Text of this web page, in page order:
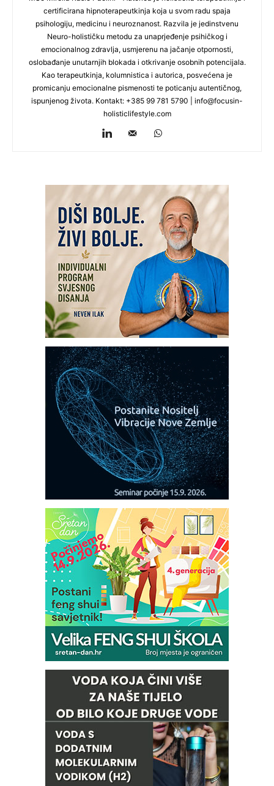
certificirana hipnoterapeutkinja koja u svom radu spaja
psihologiju, medicinu i neuroznanost. Razvila je jedinstvenu
Neuro-holističku metodu za unaprjeđenje psihičkog i
emocionalnog zdravlja, usmjerenu na jačanje otpornosti,
oslobađanje unutarnjih blokada i otkrivanje osobnih potencijala.
Kao terapeutkinja, kolumnistica i autorica, posvećena je
promicanju emocionalne pismenosti te poticanju autentičnog,
ispunjenog života. Kontakt: +385 99 781 5790 | info@focusin-
holisticlifestyle.com